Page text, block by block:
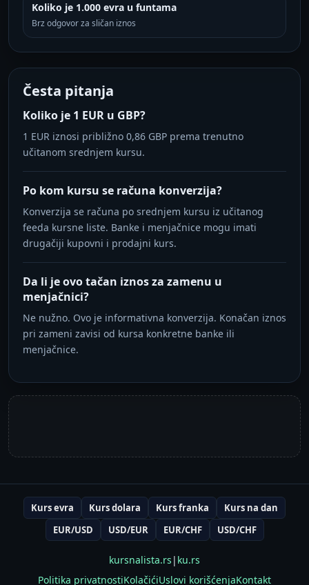
Koliko je 1.000 evra u funtama
Brz odgovor za sličan iznos
Česta pitanja
Koliko je 1 EUR u GBP?
1 EUR iznosi približno 0,86 GBP prema trenutno
učitanom srednjem kursu.
Po kom kursu se računa konverzija?
Konverzija se računa po srednjem kursu iz učitanog
feeda kursne liste. Banke i menjačnice mogu imati
drugačiji kupovni i prodajni kurs.
Da li je ovo tačan iznos za zamenu u
menjačnici?
Ne nužno. Ovo je informativna konverzija. Konačan iznos
pri zameni zavisi od kursa konkretne banke ili
menjačnice.
Kurs evra Kurs dolara Kurs franka
Kurs na dan
EUR/USD
USD/EUR EUR/CHF USD/CHF
kursnalista.rs | ku.rs
Politika privatnostiKolačićiUslovi korišćenjaKontakt